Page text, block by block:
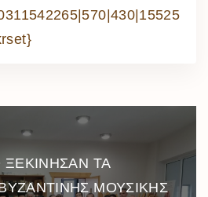
ΤΑ
ΜΟΥΣΙΚΗΣ